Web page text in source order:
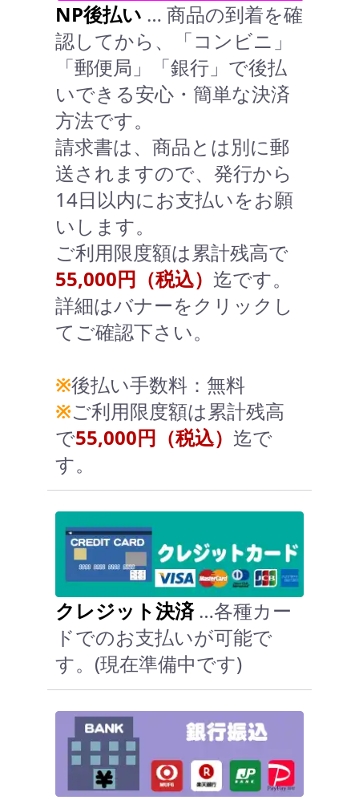
NP後払い … 商品の到着を確
認してから、「コンビニ」
「郵便局」「銀行」で後払
いできる安心・簡単な決済
方法です。
請求書は、商品とは別に郵
送されますので、発行から
14日以内にお支払いをお願
いします。
ご利用限度額は累計残高で
55,000円（税込） 迄です。
詳細はバナーをクリックし
てご確認下さい。
※後払い手数料：無料
※ご利用限度額は累計残高
で55,000円（税込） 迄で
す。
クレジット決済…各種カー
ドでのお支払いが可能で
す。(現在準備中です)